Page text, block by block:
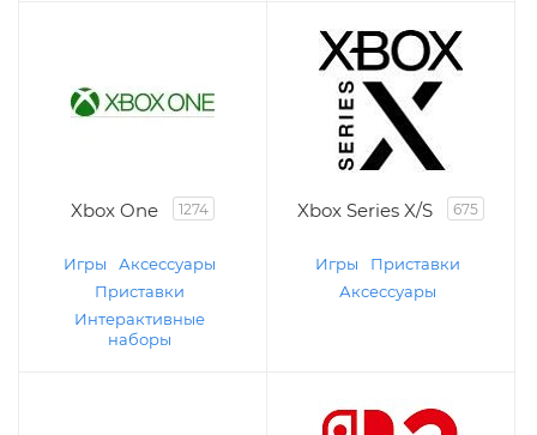
Xbox One 1274
Игры
Аксессуары
Приставки
Интерактивные
наборы
Xbox Series X/S 675
Игры
Приставки
Аксессуары